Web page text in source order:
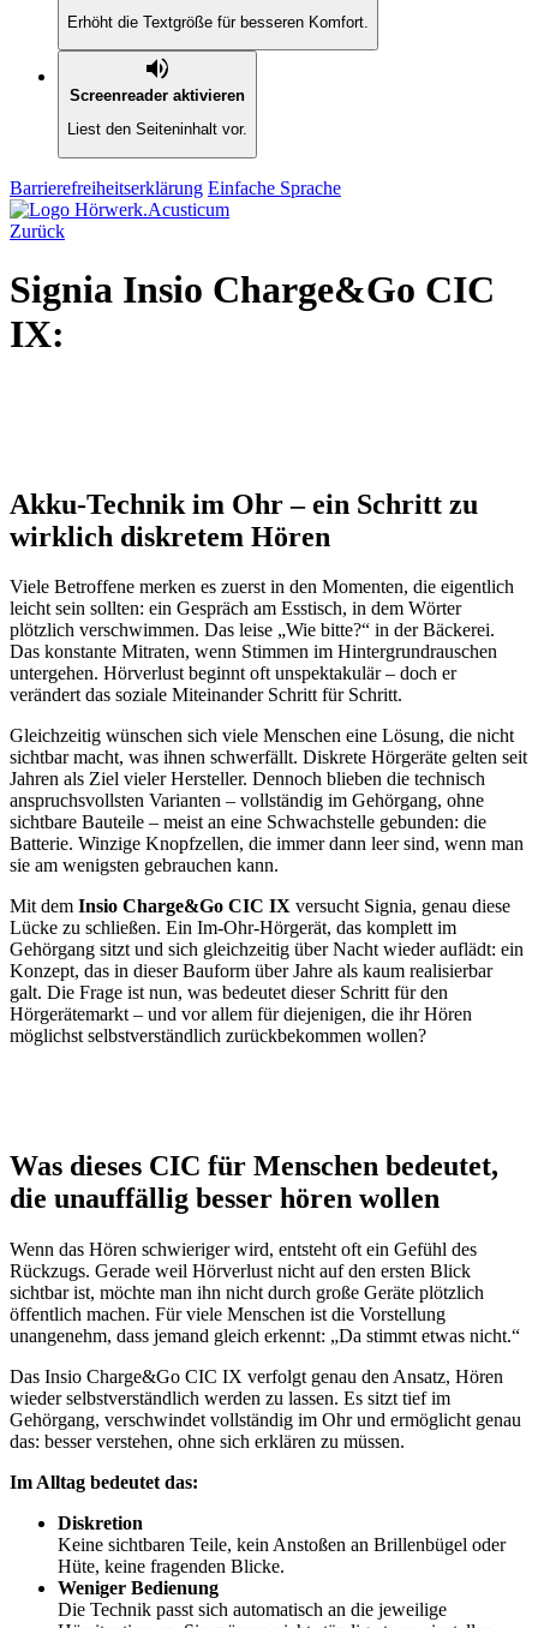
Erhöht die Textgröße für besseren Komfort.
Screenreader aktivieren
Liest den Seiteninhalt vor.
Barrierefreiheitserklärung Einfache Sprache
Zurück
Signia Insio Charge&Go CIC
IX:
Akku-Technik im Ohr – ein Schritt zu
wirklich diskretem Hören
Viele Betroffene merken es zuerst in den Momenten, die eigentlich
leicht sein sollten: ein Gespräch am Esstisch, in dem Wörter
plötzlich verschwimmen. Das leise „Wie bitte?“ in der Bäckerei.
Das konstante Mitraten, wenn Stimmen im Hintergrundrauschen
untergehen. Hörverlust beginnt oft unspektakulär – doch er
verändert das soziale Miteinander Schritt für Schritt.
Gleichzeitig wünschen sich viele Menschen eine Lösung, die nicht
sichtbar macht, was ihnen schwerfällt. Diskrete Hörgeräte gelten seit
Jahren als Ziel vieler Hersteller. Dennoch blieben die technisch
anspruchsvollsten Varianten – vollständig im Gehörgang, ohne
sichtbare Bauteile – meist an eine Schwachstelle gebunden: die
Batterie. Winzige Knopfzellen, die immer dann leer sind, wenn man
sie am wenigsten gebrauchen kann.
Mit dem Insio Charge&Go CIC IX versucht Signia, genau diese
Lücke zu schließen. Ein Im-Ohr-Hörgerät, das komplett im
Gehörgang sitzt und sich gleichzeitig über Nacht wieder auflädt: ein
Konzept, das in dieser Bauform über Jahre als kaum realisierbar
galt. Die Frage ist nun, was bedeutet dieser Schritt für den
Hörgerätemarkt – und vor allem für diejenigen, die ihr Hören
möglichst selbstverständlich zurückbekommen wollen?
Was dieses CIC für Menschen bedeutet,
die unauffällig besser hören wollen
Wenn das Hören schwieriger wird, entsteht oft ein Gefühl des
Rückzugs. Gerade weil Hörverlust nicht auf den ersten Blick
sichtbar ist, möchte man ihn nicht durch große Geräte plötzlich
öffentlich machen. Für viele Menschen ist die Vorstellung
unangenehm, dass jemand gleich erkennt: „Da stimmt etwas nicht.“
Das Insio Charge&Go CIC IX verfolgt genau den Ansatz, Hören
wieder selbstverständlich werden zu lassen. Es sitzt tief im
Gehörgang, verschwindet vollständig im Ohr und ermöglicht genau
das: besser verstehen, ohne sich erklären zu müssen.
Im Alltag bedeutet das:
Diskretion
Keine sichtbaren Teile, kein Anstoßen an Brillenbügel oder
Hüte, keine fragenden Blicke.
Weniger Bedienung
Die Technik passt sich automatisch an die jeweilige